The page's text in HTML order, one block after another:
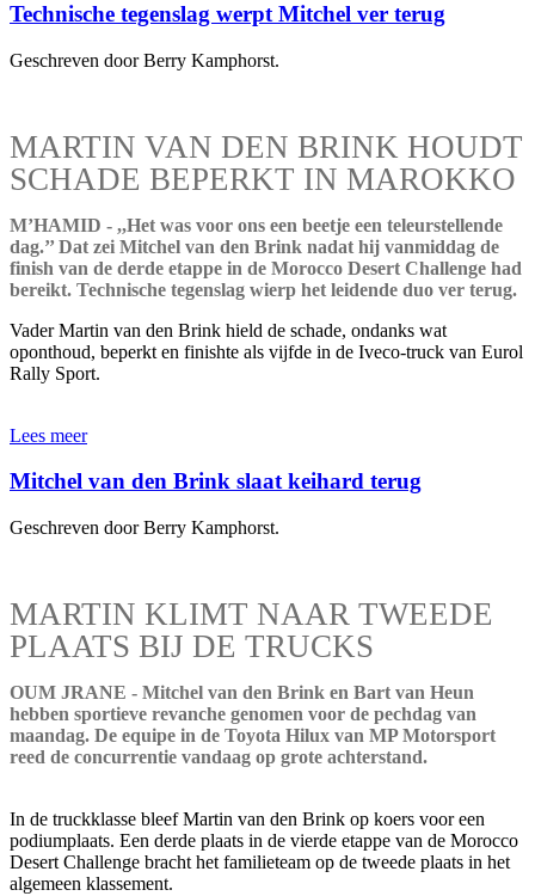
Technische tegenslag werpt Mitchel ver terug
Geschreven door Berry Kamphorst.
MARTIN VAN DEN BRINK HOUDT
SCHADE BEPERKT IN MAROKKO
M’HAMID - ,,Het was voor ons een beetje een teleurstellende
dag.’’ Dat zei Mitchel van den Brink nadat hij vanmiddag de
finish van de derde etappe in de Morocco Desert Challenge had
bereikt. Technische tegenslag wierp het leidende duo ver terug.
Vader Martin van den Brink hield de schade, ondanks wat
oponthoud, beperkt en finishte als vijfde in de Iveco-truck van Eurol
Rally Sport.
Lees meer
Mitchel van den Brink slaat keihard terug
Geschreven door Berry Kamphorst.
MARTIN KLIMT NAAR TWEEDE
PLAATS BIJ DE TRUCKS
OUM JRANE - Mitchel van den Brink en Bart van Heun
hebben sportieve revanche genomen voor de pechdag van
maandag. De equipe in de Toyota Hilux van MP Motorsport
reed de concurrentie vandaag op grote achterstand.
In de truckklasse bleef Martin van den Brink op koers voor een
podiumplaats. Een derde plaats in de vierde etappe van de Morocco
Desert Challenge bracht het familieteam op de tweede plaats in het
algemeen klassement.